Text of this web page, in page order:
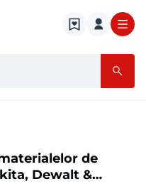
de
Dewalt &